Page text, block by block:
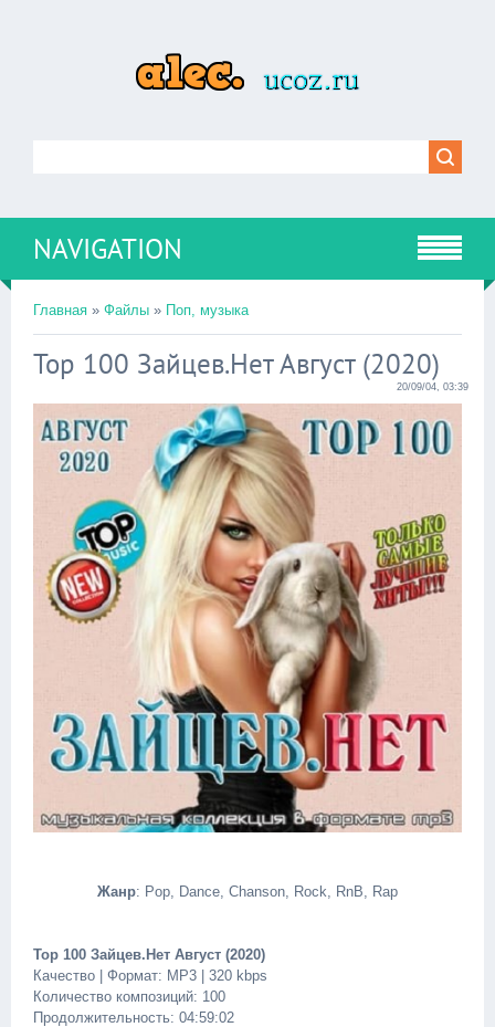
NAVIGATION
Главная » Файлы » Поп, музыка
Top 100 Зайцев.Нет Август (2020)
20/09/04, 03:39
Жанр: Pop, Dance, Chanson, Rock, RnB, Rap
Top 100 Зайцев.Нет Август (2020)
Качество | Формат: MP3 | 320 kbps
Количество композиций: 100
Продолжительность: 04:59:02